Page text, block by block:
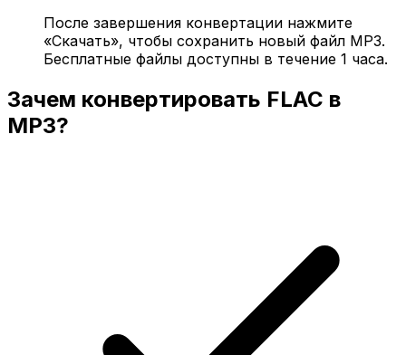
После завершения конвертации нажмите
«Скачать», чтобы сохранить новый файл MP3.
Бесплатные файлы доступны в течение 1 часа.
Зачем конвертировать FLAC в
MP3?